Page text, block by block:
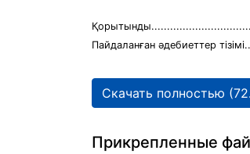
Пайдаланған әдебиеттер
Скачать полностью
Прикрепленные